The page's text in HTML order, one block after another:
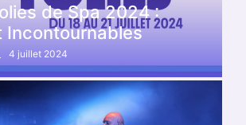
de Spa 2024 :
Incontournables
4 juillet 2024